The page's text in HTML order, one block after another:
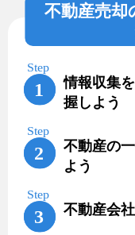
不動産売却
情報収集
握しよう
不動産の
よう
不動産会